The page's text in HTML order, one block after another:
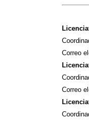
Correo
Correo